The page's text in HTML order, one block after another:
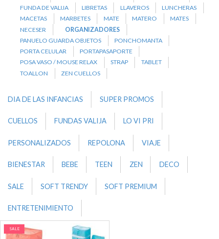
FUNDA DE VALIJA
LIBRETAS LLAVEROS
LUNCHERAS
MACETAS
MARBETES MATE MATERO
MATES
NECESER
ORGANIZADORES
PANUELO GUARDA OBJETOS
PONCHOMANTA
PORTA CELULAR
PORTAPASAPORTE
POSA VASO / MOUSE RELAX
STRAP
TABLET
TOALLON
ZEN CUELLOS
DIA DE LAS INFANCIAS SUPER PROMOS
CUELLOS FUNDAS VALIJA LO VI PRI
PERSONALIZADOS REPOLONA VIAJE
BIENESTAR BEBE TEEN ZEN DECO
SALE SOFT TRENDY SOFT PREMIUM
ENTRETENIMIENTO
SALE